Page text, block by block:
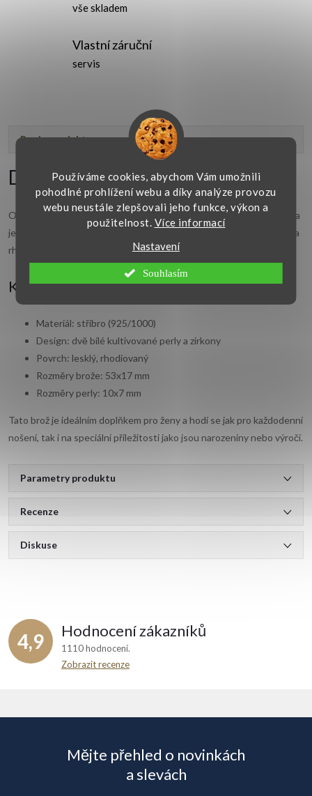
Používáme cookies, abychom Vám umožnili
pohodlné prohlížení webu a díky analýze provozu
webu neustále zlepšovali jeho funkce, výkon a
použitelnost. Více informací
Nastavení
Souhlasím
vše skladem
Vlastní záruční
servis
Popis produktu
Detailní popis produktu
Ozdobná
je vyrobena z kvalitního stříbra o ryzosti (925/1000) a
je zdobena bílými kultivovanými perlami a třpytivými zirkony. Lesklý a
rhodiovaný povrch brože jí dodává elegantní a zářivý vzhled.
Klíčové vlastnosti:
Materiál: stříbro (925/1000)
Design: dvě bílé kultivované perly a zirkony
Povrch: lesklý, rhodiovaný
Rozměry brože: 53x17 mm
Rozměry perly: 10x7 mm
Tato brož je ideálním doplňkem pro ženy a hodí se jak pro každodenní
nošení, tak i na speciální příležitosti jako jsou narozeniny nebo výročí.
Parametry produktu
Recenze
Diskuse
4,9 Hodnocení zákazníků
1110 hodnocení
Zobrazit recenze
Mějte přehled o novinkách
a slevách